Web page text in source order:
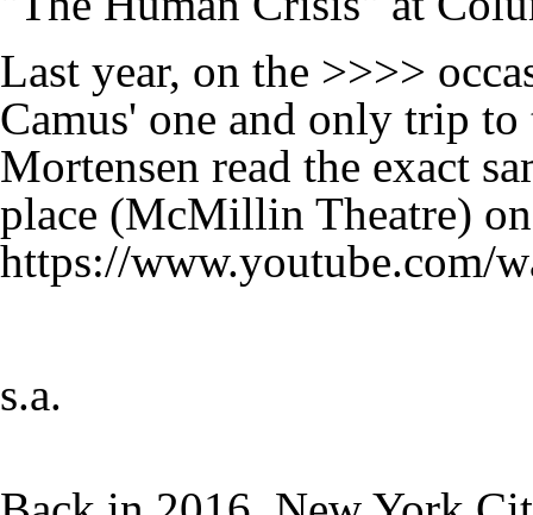
Last year, on the >>>>
Camus' one and only trip
Mortensen read the exact
place (McMillin Theatre)
https://www.youtube.com/
s.a.